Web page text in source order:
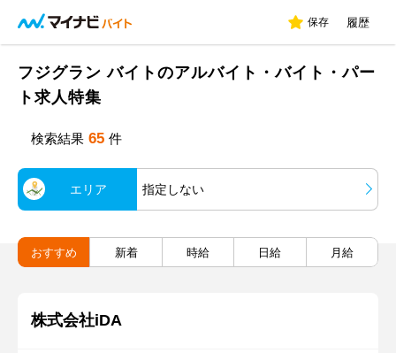
保存 履歴
フジグラン バイトのアルバイト・バイト・パー
ト求人特集
検索結果 65 件
エリア 指定しない
おすすめ 新着 時給 日給 月給
株式会社iDA